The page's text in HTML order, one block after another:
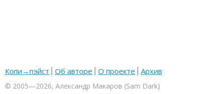
Копи→пэйст Об авторе О проекте Архив
© 2005—2026, Александр Макаров (Sam Dark)